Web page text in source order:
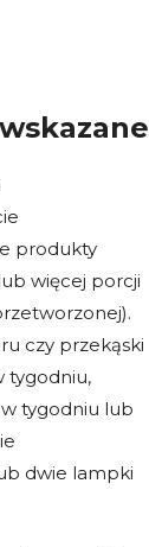
produkty
więcej porcji
czy przekąski
tygodniu,
w tygodniu lub
dwie lampki